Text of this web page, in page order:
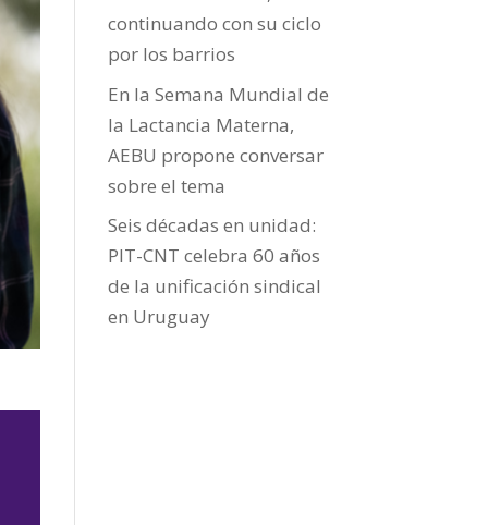
continuando con su ciclo
por los barrios
En la Semana Mundial de
la Lactancia Materna,
AEBU propone conversar
sobre el tema
Seis décadas en unidad:
PIT-CNT celebra 60 años
de la unificación sindical
en Uruguay